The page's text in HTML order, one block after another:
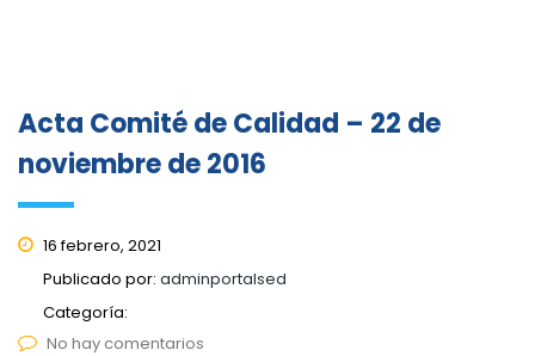
Acta Comité de Calidad – 22 de
noviembre de 2016
16 febrero, 2021
Publicado por: adminportalsed
Categoría:
No hay comentarios